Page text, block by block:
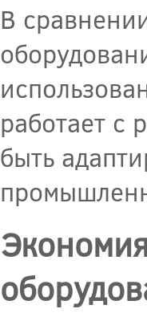
В
работает с
быть